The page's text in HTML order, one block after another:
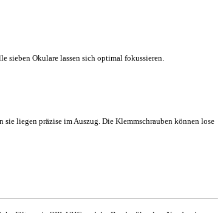
sieben Okulare lassen sich optimal fokussieren.
liegen präzise im Auszug. Die Klemmschrauben können lose